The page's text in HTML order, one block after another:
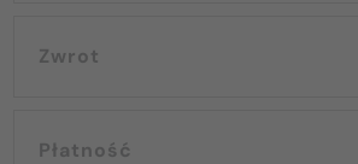
Zwrot
Płatność